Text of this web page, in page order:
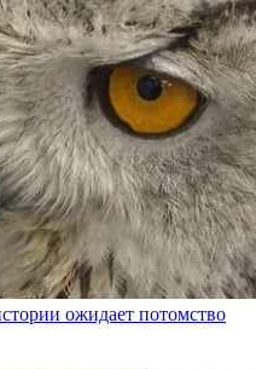
ожидает потомство